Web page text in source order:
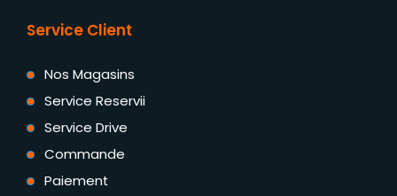
Service Client
Nos Magasins
Service Reservii
Service Drive
Commande
Paiement